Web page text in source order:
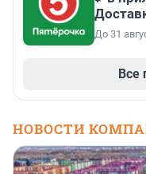
До 31
Все
НОВОСТИ